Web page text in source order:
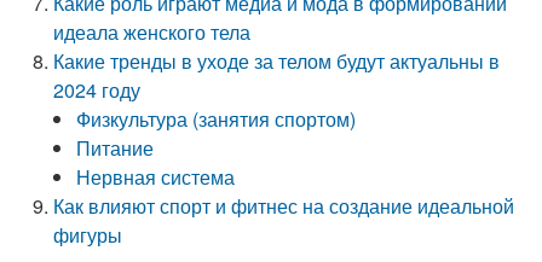
идеала женского тела
Какие тренды в уходе за телом будут актуальны в
2024 году
Физкультура (занятия спортом)
Питание
Нервная система
Как влияют спорт и фитнес на создание идеальной
фигуры